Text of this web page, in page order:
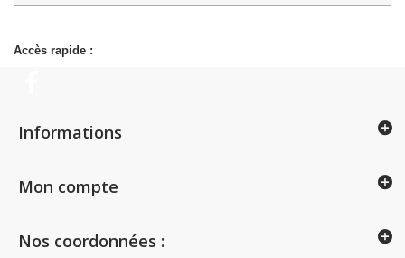
Accès rapide :
Informations
Mon compte
Nos coordonnées :